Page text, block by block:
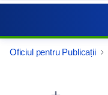
Oficiul pentru Publicații
Procurement